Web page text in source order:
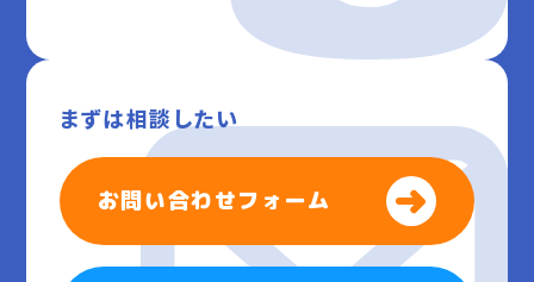
まずは相談したい
お問い合わせフォーム